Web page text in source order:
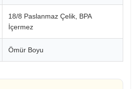
18/8 Paslanmaz Çelik, BPA
İçermez
Ömür Boyu